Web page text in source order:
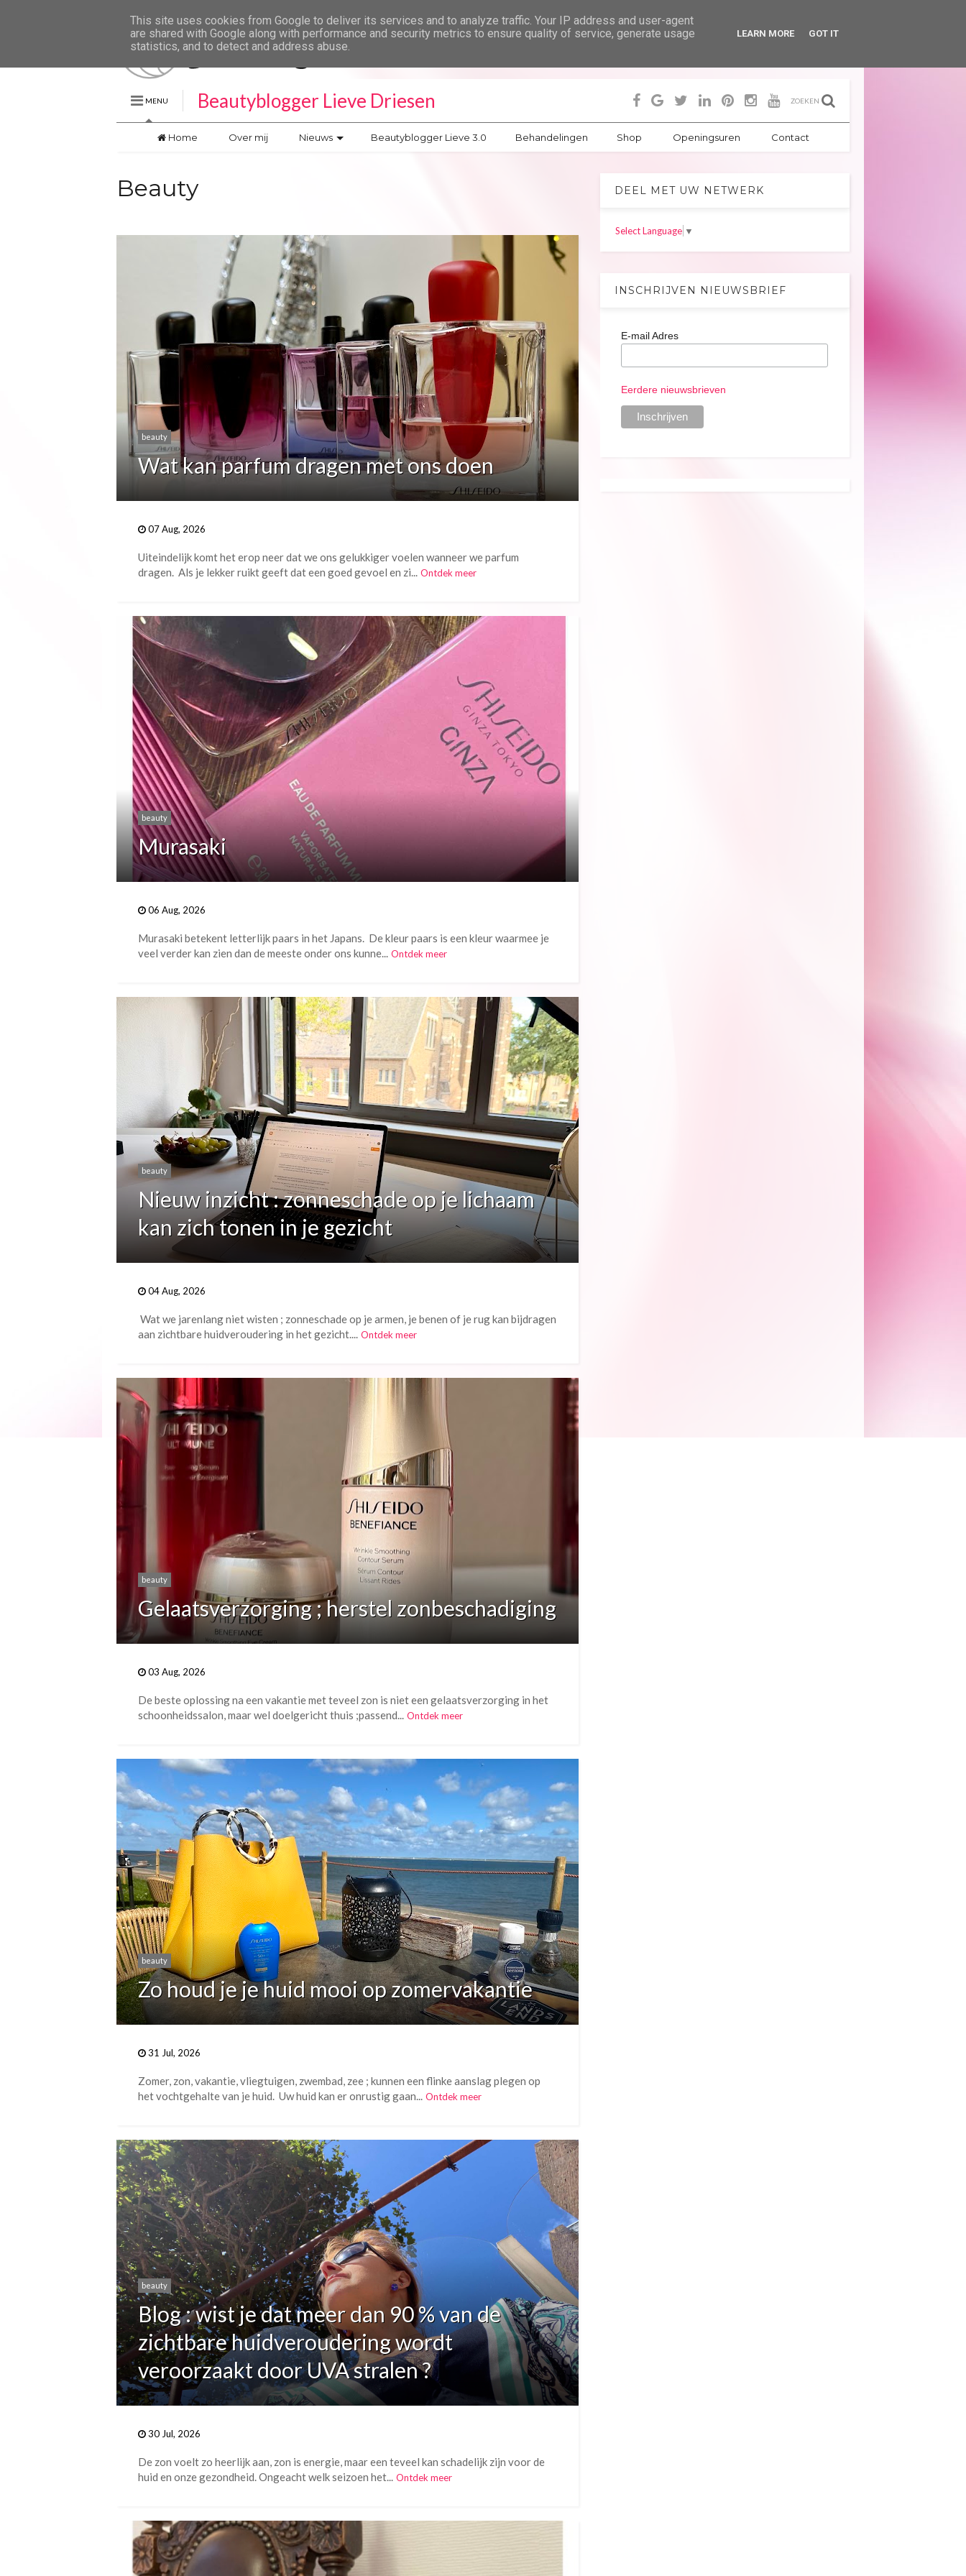
MENU Beautyblogger Lieve Driesen ZOEKEN
Home Over mij Nieuws Beautyblogger Lieve 3.0 Behandelingen Shop Openingsuren Contact
Beauty
beauty
Wat kan parfum dragen met ons doen
07 Aug, 2026
Uiteindelijk komt het erop neer dat we ons gelukkiger voelen wanneer we parfum
dragen. Als je lekker ruikt geeft dat een goed gevoel en zi... Ontdek meer
beauty
Murasaki
06 Aug, 2026
Murasaki betekent letterlijk paars in het Japans. De kleur paars is een kleur waarmee je
veel verder kan zien dan de meeste onder ons kunne... Ontdek meer
beauty
Nieuw inzicht : zonneschade op je lichaam
kan zich tonen in je gezicht
04 Aug, 2026
Wat we jarenlang niet wisten ; zonneschade op je armen, je benen of je rug kan bijdragen
aan zichtbare huidveroudering in het gezicht.... Ontdek meer
beauty
Gelaatsverzorging ; herstel zonbeschadiging
03 Aug, 2026
De beste oplossing na een vakantie met teveel zon is niet een gelaatsverzorging in het
schoonheidssalon, maar wel doelgericht thuis ;passend... Ontdek meer
beauty
Zo houd je je huid mooi op zomervakantie
31 Jul, 2026
Zomer, zon, vakantie, vliegtuigen, zwembad, zee ; kunnen een flinke aanslag plegen op
het vochtgehalte van je huid. Uw huid kan er onrustig gaan... Ontdek meer
beauty
Blog : wist je dat meer dan 90 % van de
zichtbare huidveroudering wordt
veroorzaakt door UVA stralen ?
30 Jul, 2026
De zon voelt zo heerlijk aan, zon is energie, maar een teveel kan schadelijk zijn voor de
huid en onze gezondheid. Ongeacht welk seizoen het... Ontdek meer
DEEL MET UW NETWERK
Select Language ▼
INSCHRIJVEN NIEUWSBRIEF
E-mail Adres
Eerdere nieuwsbrieven
This site uses cookies from Google to deliver its services and to analyze traffic. Your IP address and user-agent
are shared with Google along with performance and security metrics to ensure quality of service, generate usage
statistics, and to detect and address abuse.
LEARN MORE GOT IT